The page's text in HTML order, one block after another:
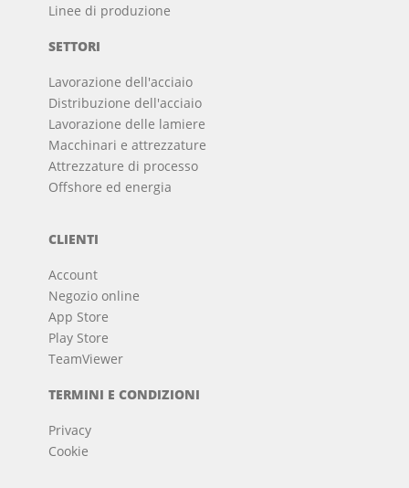
Linee di produzione
SETTORI
Lavorazione dell'acciaio
Distribuzione dell'acciaio
Lavorazione delle lamiere
Macchinari e attrezzature
Attrezzature di processo
Offshore ed energia
CLIENTI
Account
Negozio online
App Store
Play Store
TeamViewer
TERMINI E CONDIZIONI
Privacy
Cookie